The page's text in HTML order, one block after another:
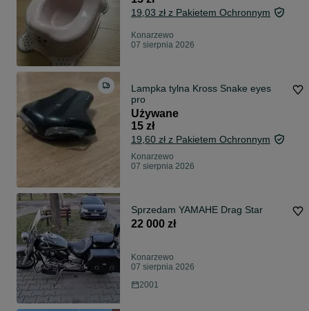
19,03 zł z Pakietem Ochronnym
Konarzewo
07 sierpnia 2026
Lampka tylna Kross Snake eyes
pro
Używane
15 zł
19,60 zł z Pakietem Ochronnym
Konarzewo
07 sierpnia 2026
Sprzedam YAMAHE Drag Star
22 000 zł
Konarzewo
07 sierpnia 2026
2001